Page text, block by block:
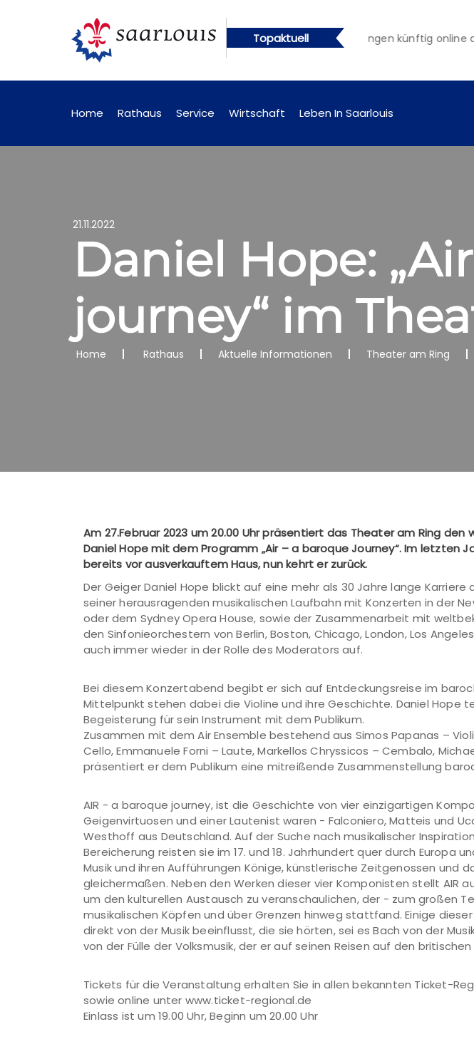
Topaktuell
künftig online abrufbar Öffentliche Bekanntmachungen künftig online
Home Rathaus Service Wirtschaft Leben In Saarlouis
21.11.2022
Daniel Hope:
journey“ im
Home Rathaus Aktuelle Informationen Theater am Ring
Am 27.Februar 2023 um 20.00 Uhr präsentiert das Theater am Ring
Daniel Hope mit dem Programm „Air – a baroque Journey“. Im letzten
bereits vor ausverkauftem Haus, nun kehrt er zurück.
Der Geiger Daniel Hope blickt auf eine mehr als 30 Jahre lange Karriere
seiner herausragenden musikalischen Laufbahn mit Konzerten in der
oder dem Sydney Opera House, sowie der Zusammenarbeit mit
den Sinfonieorchestern von Berlin, Boston, Chicago, London, Los
auch immer wieder in der Rolle des Moderators auf.
Bei diesem Konzertabend begibt er sich auf Entdeckungsreise im
Mittelpunkt stehen dabei die Violine und ihre Geschichte. Daniel Hope
Begeisterung für sein Instrument mit dem Publikum.
Zusammen mit dem Air Ensemble bestehend aus Simos Papanas –
Cello, Emmanuele Forni – Laute, Markellos Chryssicos – Cembalo,
präsentiert er dem Publikum eine mitreißende Zusammenstellung
AIR - a baroque journey, ist die Geschichte von vier einzigartigen
Geigenvirtuosen und einer Lautenist waren - Falconiero, Matteis und
Westhoff aus Deutschland. Auf der Suche nach musikalischer
Bereicherung reisten sie im 17. und 18. Jahrhundert quer durch Europa
Musik und ihren Aufführungen Könige, künstlerische Zeitgenossen und
gleichermaßen. Neben den Werken dieser vier Komponisten stellt AIR
um den kulturellen Austausch zu veranschaulichen, der - zum großen
musikalischen Köpfen und über Grenzen hinweg stattfand. Einige
direkt von der Musik beeinflusst, die sie hörten, sei es Bach von der
von der Fülle der Volksmusik, der er auf seinen Reisen auf den
Tickets für die Veranstaltung erhalten Sie in allen bekannten Ticket-
sowie online unter www.ticket-regional.de
Einlass ist um 19.00 Uhr, Beginn um 20.00 Uhr